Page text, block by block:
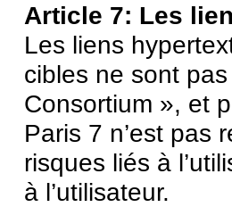
Article 7: Les
Les liens
cibles ne sont
Consortium », et
Paris 7 n’est pas
risques liés à
à l’utilisateur.